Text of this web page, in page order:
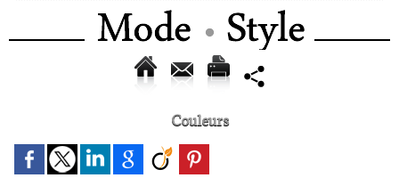
Couleurs